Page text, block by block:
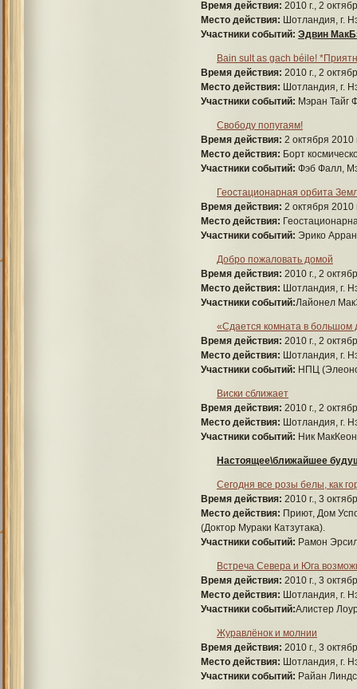
Время действия: 2010 г., 2
Место действия: Шотландия, г.
Участники событий: Эдвин
Bain sult as gach béile!
Время действия: 2010 г., 2
Место действия: Шотландия, г.
Участники событий: Мэран Тайг
Свободу попугаям!
Время действия: 2 октября 2010
Место действия: Борт
Участники событий: Фэб Фалл,
Геостационарная орбита
Время действия: 2 октября
Место действия:
Участники событий: Эрико
Добро пожаловать домой
Время действия: 2010 г., 2
Место действия: Шотландия, г.
Участники событий:Лайонел
«Сдается комната в большом
Время действия: 2010 г., 2
Место действия: Шотландия, г.
Участники событий: НПЦ
Виски сближает
Время действия: 2010 г., 2
Место действия: Шотландия, г.
Участники событий: Ник
Настоящее\ближайшее
Сегодня все розы белы, как
Время действия: 2010 г., 3
Место действия: Приют, Дом
(Доктор Мураки Катзутака).
Участники событий: Рамон
Встреча Севера и Юга
Время действия: 2010 г., 3
Место действия: Шотландия, г.
Участники событий:Алистер
Журавлёнок и молнии
Время действия: 2010 г., 3
Место действия: Шотландия, г.
Участники событий: Райан